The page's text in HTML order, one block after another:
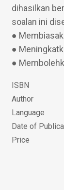
dihasilkan
soalan ini
●
●
●
ISBN
Author
Language
Date of
Price